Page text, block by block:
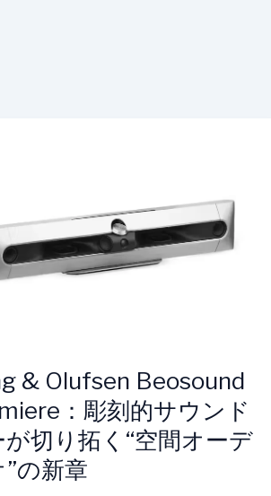
& Olufsen Beosound
：彫刻的サウンド
切り拓く“空間オーデ
”の新章
：